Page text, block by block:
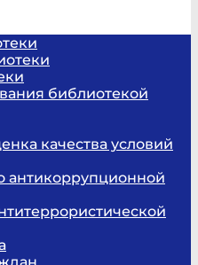
библиотекой
качества условий
антикоррупционной